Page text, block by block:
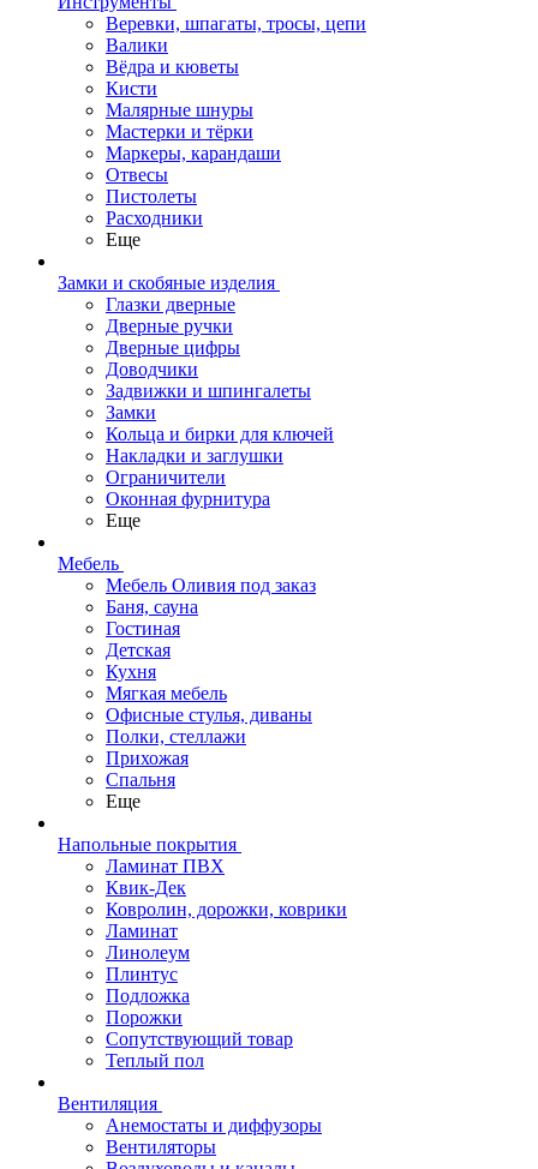
Веревки, шпагаты, тросы, цепи
Валики
Вёдра и кюветы
Кисти
Малярные шнуры
Мастерки и тёрки
Маркеры, карандаши
Отвесы
Пистолеты
Расходники
Еще
Замки и скобяные изделия
Глазки дверные
Дверные ручки
Дверные цифры
Доводчики
Задвижки и шпингалеты
Замки
Кольца и бирки для ключей
Накладки и заглушки
Ограничители
Оконная фурнитура
Еще
Мебель
Мебель Оливия под заказ
Баня, сауна
Гостиная
Детская
Кухня
Мягкая мебель
Офисные стулья, диваны
Полки, стеллажи
Прихожая
Спальня
Еще
Напольные покрытия
Ламинат ПВХ
Квик-Дек
Ковролин, дорожки, коврики
Ламинат
Линолеум
Плинтус
Подложка
Порожки
Сопутствующий товар
Теплый пол
Вентиляция
Анемостаты и диффузоры
Вентиляторы